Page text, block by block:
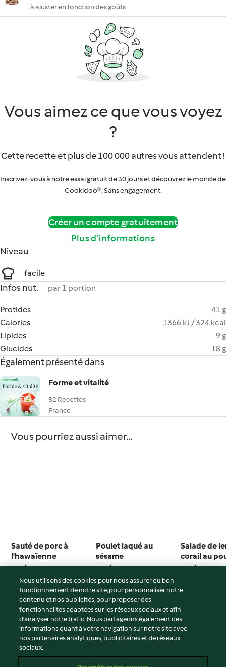
à ajuster en fonction des goûts
Vous aimez ce que vous voyez
?
Cette recette et plus de 100 000 autres vous attendent !
Inscrivez-vous à notre essai gratuit de 30 jours et découvrez le monde de
Cookidoo®. Sans engagement.
Créer un compte gratuitement
Plus d’informations
Niveau
facile
Infos nut. par 1 portion
Protides
41 g
Calories
1366 kJ / 324 kcal
Lipides
9 g
Glucides
18 g
Également présenté dans
Forme et vitalité
52 Recettes
France
Vous pourriez aussi aimer...
Sauté de porc à
l'hawaïenne
4.4 (296)
Poulet laqué au
sésame
4.5 (331)
Salade de
corail au
raisins
4.0 (10)
© Copyright 2026
Conditions d'utilisation
Politique de confidentialité
Nous utilisons des cookies pour nous assurer du bon
fonctionnement de notre site, pour personnaliser notre
contenu et nos publicités, pour proposer des
fonctionnalités adaptées sur les réseaux sociaux et afin
d’analyser notre trafic. Nous partageons également des
informations quant à votre navigation sur notre site avec
nos partenaires analytiques, publicitaires et de réseaux
sociaux.